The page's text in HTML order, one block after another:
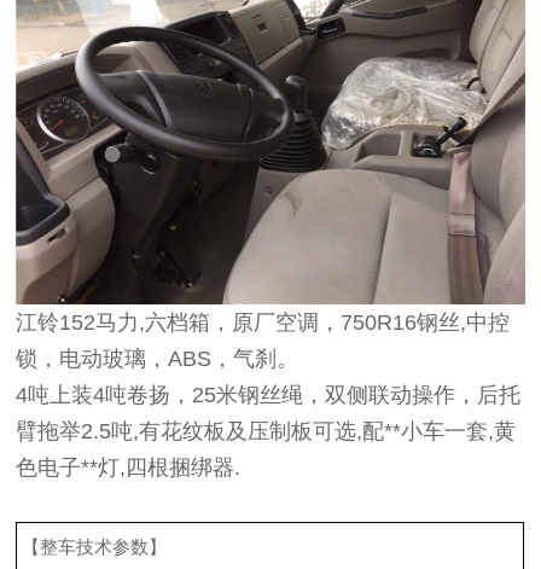
江铃152马力,六档箱，原厂空调，750R16钢丝,中控
锁，电动玻璃，ABS，气刹。
4吨上装4吨卷扬，25米钢丝绳，双侧联动操作，后托
臂拖举2.5吨,有花纹板及压制板可选,配**小车一套,黄
色电子**灯,四根捆绑器.
【整车技术参数】